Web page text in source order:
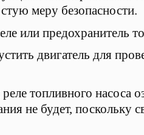
меру безопасности.
или предохранитель
двигатель для
топливного насоса
не будет, поскольку